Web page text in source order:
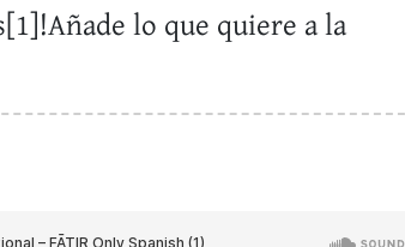
lo que quiere a la